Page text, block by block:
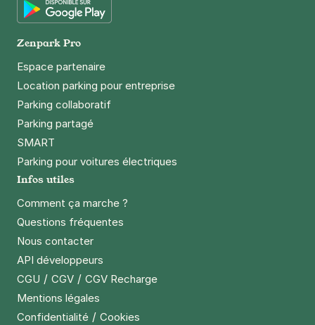
Zenpark Pro
Espace partenaire
Location parking pour entreprise
Parking collaboratif
Parking partagé
SMART
Parking pour voitures électriques
Infos utiles
Comment ça marche ?
Questions fréquentes
Nous contacter
API développeurs
CGU / CGV / CGV Recharge
Mentions légales
Confidentialité / Cookies